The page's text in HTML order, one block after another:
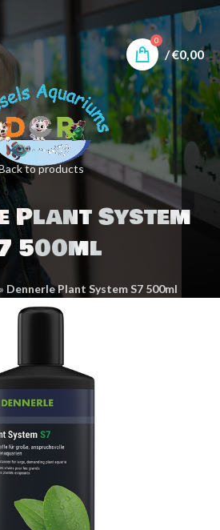
0
/€0,00
to products
Plant System
500ml
» Dennerle Plant System S7 500ml